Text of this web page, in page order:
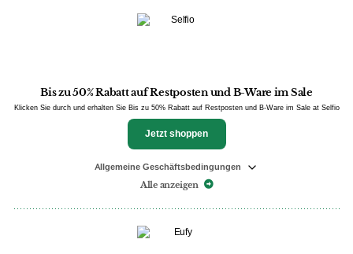
Bis zu 50% Rabatt auf Restposten und B-Ware im Sale
Klicken Sie durch und erhalten Sie Bis zu 50% Rabatt auf Restposten und B-Ware im Sale at Selfio
Jetzt shoppen
Allgemeine Geschäftsbedingungen
Alle anzeigen